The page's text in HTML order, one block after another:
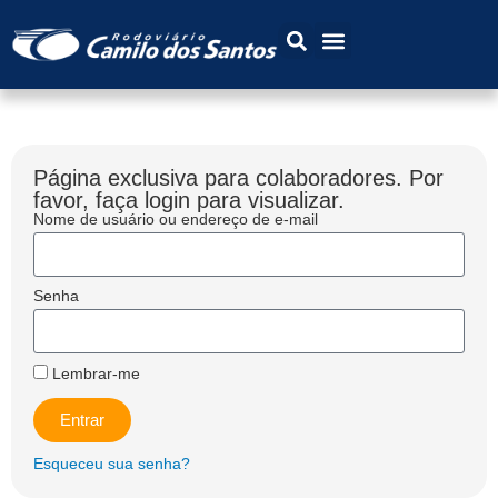
Página exclusiva para colaboradores. Por
favor, faça login para visualizar.
Nome de usuário ou endereço de e-mail
Senha
Lembrar-me
Entrar
Esqueceu sua senha?